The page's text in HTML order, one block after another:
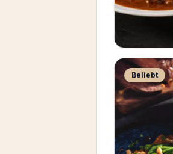
Beliebt